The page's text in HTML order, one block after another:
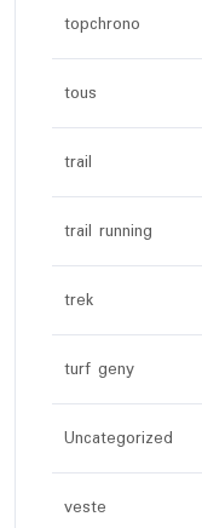
topchrono
tous
trail
trail running
trek
turf geny
Uncategorized
veste